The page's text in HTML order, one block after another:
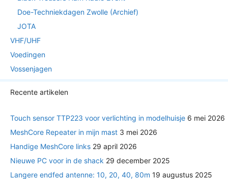
Doe-Techniekdagen Zwolle (Archief)
JOTA
VHF/UHF
Voedingen
Vossenjagen
Recente artikelen
Touch sensor TTP223 voor verlichting in modelhuisje 6 mei 2026
MeshCore Repeater in mijn mast 3 mei 2026
Handige MeshCore links 29 april 2026
Nieuwe PC voor in de shack 29 december 2025
Langere endfed antenne: 10, 20, 40, 80m 19 augustus 2025